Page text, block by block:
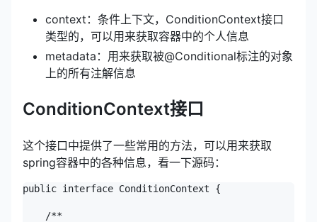
context：条件上下文，ConditionContext接口
类型的，可以用来获取容器中的个人信息
metadata：用来获取被@Conditional标注的对象
上的所有注解信息
ConditionContext接口
这个接口中提供了一些常用的方法，可以用来获取
spring容器中的各种信息，看一下源码：
public interface ConditionContext {
/**